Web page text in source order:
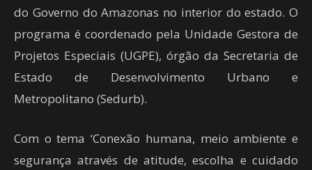
do Governo do Amazonas no interior do estado. O
programa é coordenado pela Unidade Gestora de
Projetos Especiais (UGPE), órgão da Secretaria de
Estado de Desenvolvimento Urbano e
Metropolitano (Sedurb).
Com o tema ‘Conexão humana, meio ambiente e
segurança através de atitude, escolha e cuidado